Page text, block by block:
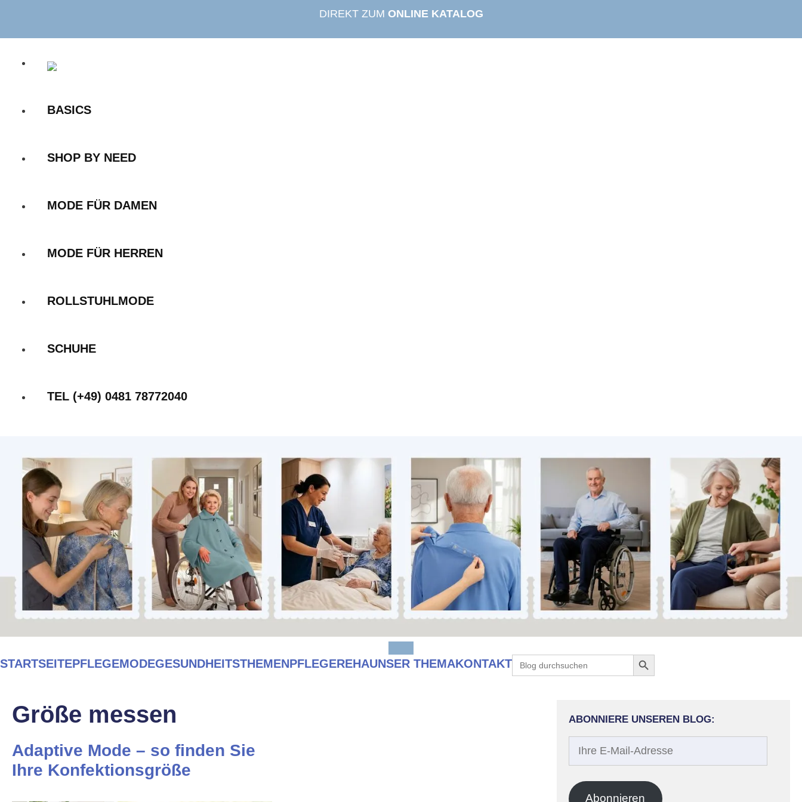
springen
DIREKT ZUM ONLINE KATALOG
BASICS
SHOP BY NEED
MODE FÜR DAMEN
MODE FÜR HERREN
ROLLSTUHLMODE
SCHUHE
TEL (+49) 0481 78772040
STARTSEITEPFLEGEMODEGESUNDHEITSTHEMENPFLEGEREHAUNSER THEMAKONTAKTSearch
for:
Search Button
Größe messen
Adaptive Mode – so finden Sie
Ihre Konfektionsgröße
ABONNIERE UNSEREN BLOG:
Adresse
Abonnieren